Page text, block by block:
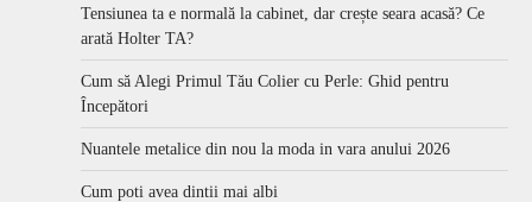
Tensiunea ta e normală la cabinet, dar crește seara acasă? Ce
arată Holter TA?
Cum să Alegi Primul Tău Colier cu Perle: Ghid pentru
Începători
Nuantele metalice din nou la moda in vara anului 2026
Cum poti avea dintii mai albi